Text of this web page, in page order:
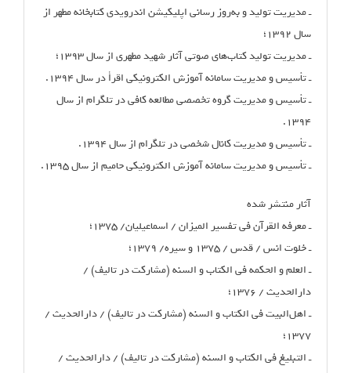
ـ مدیریت تولید و به‌روز رسانی اپلیکیشن اندرویدی کتابخانه مطهر از
سال ۱۳۹۲؛
ـ مدیریت تولید کتاب‌های صوتی آثار شهید مطهری از سال ۱۳۹۳؛
ـ تأسیس و مدیریت سامانه آموزش الکترونیکی اقرأ در سال ۱۳۹۴.
ـ تأسیس و مدیریت گروه تخصصی مطالعه کافی در تلگرام از سال
۱۳۹۴.
ـ تأسیس و مدیریت کانال شخصی در تلگرام از سال ۱۳۹۴.
ـ تأسیس و مدیریت سامانه آموزش الکترونیکی حامیم از سال ۱۳۹۵.
آثار منتشر شده
ـ معرفه ‌القرآن فی تفسیر المیزان / اسماعیلیان/ ۱۳۷۵؛
ـ خلوت انس / قدس / ۱۳۷۵ و سیره/ ۱۳۷۹؛
ـ العلم و الحکمه فی الکتاب و السنه (مشارکت در تالیف) /
دارالحدیث / ۱۳۷۶؛
ـ اهل‌البیت فی الکتاب و السنه (مشارکت در تالیف) / دارالحدیث /
۱۳۷۷؛
ـ التبلیغ فی الکتاب و السنه (مشارکت در تالیف) / دارالحدیث /